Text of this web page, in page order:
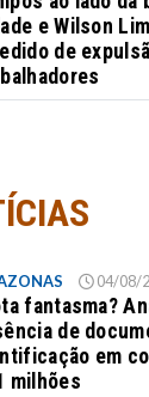
e Wilson
de
04/08/
fantasma?
de
em
milhões